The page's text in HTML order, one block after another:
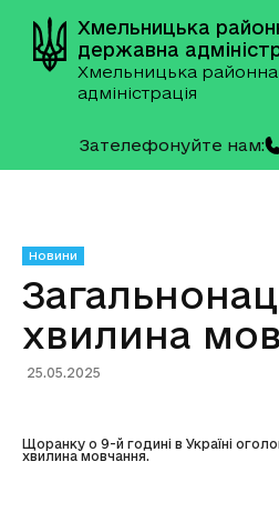
Хмельницька
державна
Хмельницька районна
адміністрація
Зателефонуйте нам:
Новини
хвилина
25.05.2025
Щоранку о 9-й годині в Україні
хвилина мовчання.